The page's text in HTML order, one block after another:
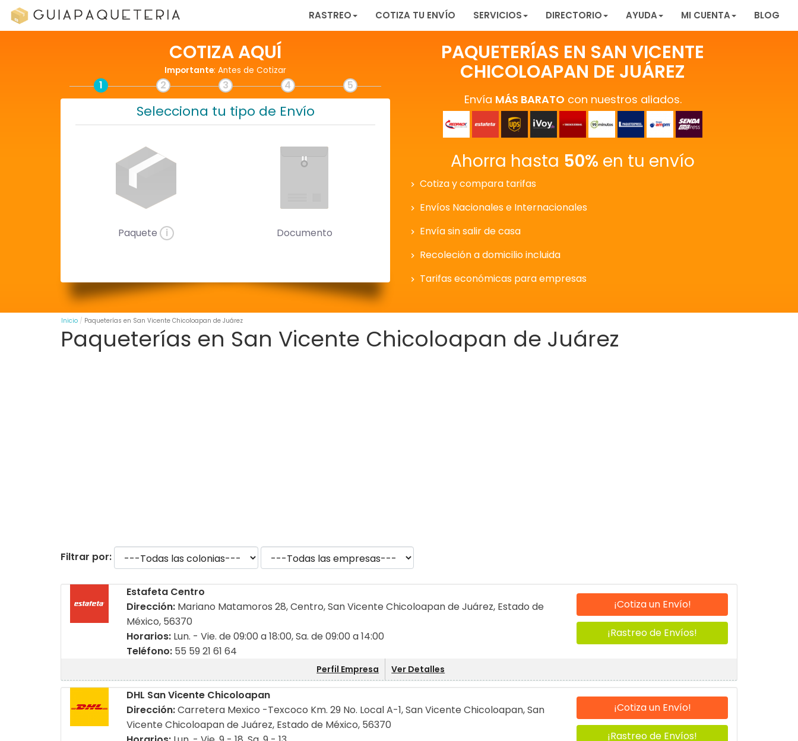
RASTREO COTIZA TU ENVÍO SERVICIOS DIRECTORIO AYUDA MI CUENTA BLOG
COTIZA AQUÍ
Importante: Antes de Cotizar
1 2 3 4 5
Selecciona tu tipo de Envío
Paquete i Documento
PAQUETERÍAS EN SAN VICENTE
CHICOLOAPAN DE JUÁREZ
Envía MÁS BARATO con nuestros aliados.
Ahorra hasta 50% en tu envío
Cotiza y compara tarifas
Envíos Nacionales e Internacionales
Envía sin salir de casa
Recoleción a domicilio incluida
Tarifas económicas para empresas
Inicio Paqueterías en San Vicente Chicoloapan de Juárez
Paqueterías en San Vicente Chicoloapan de Juárez
Filtrar por:
Estafeta Centro
Dirección: Mariano Matamoros 28, Centro, San Vicente Chicoloapan de Juárez, Estado de
México, 56370
Horarios: Lun. - Vie. de 09:00 a 18:00, Sa. de 09:00 a 14:00
Teléfono: 55 59 21 61 64
¡Cotiza un Envío!
¡Rastreo de Envíos!
Perfil Empresa Ver Detalles
DHL San Vicente Chicoloapan
Dirección:Carretera Mexico -Texcoco Km. 29 No. Local A-1, San Vicente Chicoloapan, San
Vicente Chicoloapan de Juárez, Estado de México, 56370
¡Cotiza un Envío!
¡Rastreo de Envíos!